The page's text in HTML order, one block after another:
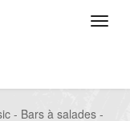
- Bars à salades -